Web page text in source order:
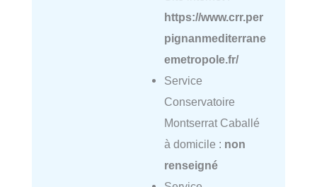
https://www.crr.per
pignanmediterrane
emetropole.fr/
Service
Conservatoire
Montserrat Caballé
à domicile : non
renseigné